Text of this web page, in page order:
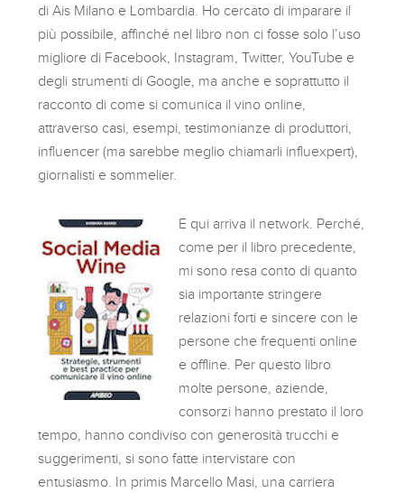
di Ais Milano e Lombardia. Ho cercato di imparare il
più possibile, affinché nel libro non ci fosse solo l’uso
migliore di Facebook, Instagram, Twitter, YouTube e
degli strumenti di Google, ma anche e soprattutto il
racconto di come si comunica il vino online,
attraverso casi, esempi, testimonianze di produttori,
influencer (ma sarebbe meglio chiamarli influexpert),
giornalisti e sommelier.
E qui arriva il network. Perché,
come per il libro precedente,
mi sono resa conto di quanto
sia importante stringere
relazioni forti e sincere con le
persone che frequenti online
e offline. Per questo libro
molte persone, aziende,
consorzi hanno prestato il loro
tempo, hanno condiviso con generosità trucchi e
suggerimenti, si sono fatte intervistare con
entusiasmo. In primis Marcello Masi, una carriera